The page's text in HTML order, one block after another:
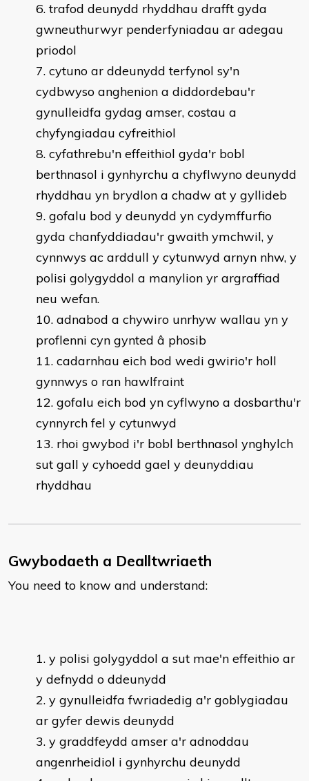
trafod deunydd rhyddhau drafft gyda
gwneuthurwyr penderfyniadau ar adegau
priodol
cytuno ar ddeunydd terfynol sy'n
cydbwyso anghenion a diddordebau'r
gynulleidfa gydag amser, costau a
chyfyngiadau cyfreithiol
cyfathrebu'n effeithiol gyda'r bobl
berthnasol i gynhyrchu a chyflwyno deunydd
rhyddhau yn brydlon a chadw at y gyllideb
gofalu bod y deunydd yn cydymffurfio
gyda chanfyddiadau'r gwaith ymchwil, y
cynnwys ac arddull y cytunwyd arnyn nhw, y
polisi golygyddol a manylion yr argraffiad
neu wefan.
adnabod a chywiro unrhyw wallau yn y
proflenni cyn gynted â phosib
cadarnhau eich bod wedi gwirio'r holl
gynnwys o ran hawlfraint
gofalu eich bod yn cyflwyno a dosbarthu'r
cynnyrch fel y cytunwyd
rhoi gwybod i'r bobl berthnasol ynghylch
sut gall y cyhoedd gael y deunyddiau
rhyddhau
Gwybodaeth a Dealltwriaeth
You need to know and understand:
y polisi golygyddol a sut mae'n effeithio ar
y defnydd o ddeunydd
y gynulleidfa fwriadedig a'r goblygiadau
ar gyfer dewis deunydd
y graddfeydd amser a'r adnoddau
angenrheidiol i gynhyrchu deunydd